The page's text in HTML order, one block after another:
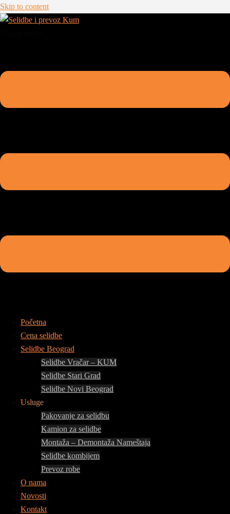
Skip to content
Početna
Cena selidbe
Selidbe Beograd
Selidbe Vračar – KUM
Selidbe Stari Grad
Selidbe Novi Beograd
Usluge
Pakovanje za selidbu
Kamion za selidbe
Montaža – Demontaža Nameštaja
Selidbe kombijem
Prevoz robe
O nama
Novosti
Kontakt